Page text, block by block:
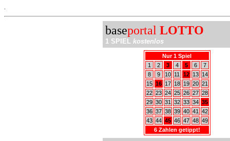
baseportal LOTTO
1 SPIEL kostenlos
Nur 1 Spiel
1
2 3 4 5 6
7
8
9 10 11 12 13
14
15 16 17 18 19 20 21
22 23 24 25 26 27 28
29 30 31 32 33 34 35
36 37 38 39 40 41
42
43 44 45 46 47 48 49
6 Zahlen getippt!